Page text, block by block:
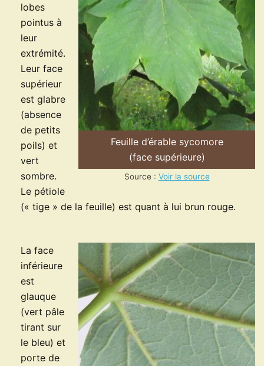
Feuille d’érable sycomore
(face supérieure)
Source : Voir la source
lobes
pointus à
leur
extrémité.
Leur face
supérieur
est glabre
(absence
de petits
poils) et
vert
sombre.
Le pétiole
(« tige » de la feuille) est quant à lui brun rouge.
La face
inférieure
est
glauque
(vert pâle
tirant sur
le bleu) et
porte de